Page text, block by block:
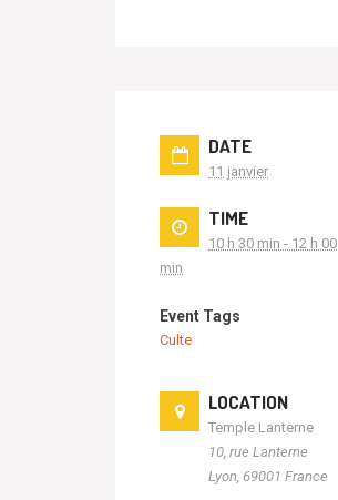
DATE
11 janvier
TIME
10 h 30 min - 12 h 00
min
Event Tags
Culte
LOCATION
Temple Lanterne
10, rue Lanterne
Lyon 69001 France